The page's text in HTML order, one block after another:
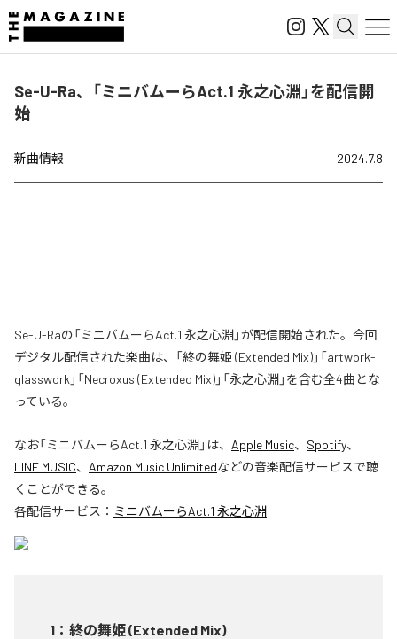
Se-U-Ra、「ミニバムーらAct.1 永之心淵」を配信開
始
新曲情報 2024.7.8
Se-U-Raの「ミニバムーらAct.1 永之心淵」が配信開始された。今回
デジタル配信された楽曲は、「終の舞姫 (Extended Mix)」「artwork-
glasswork」「Necroxus (Extended Mix)」「永之心淵」を含む全4曲とな
っている。
なお「ミニバムーらAct.1 永之心淵 」は、 Apple Music、 Spotify、
LINE MUSIC、 Amazon Music Unlimitedなどの音楽配信サービスで聴
くことができる。
各配信サービス： ミニバムーらAct.1 永之心淵
1 ： 終の舞姫 (Extended Mix)